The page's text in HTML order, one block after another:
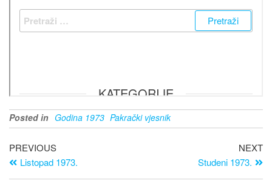
Posted in Godina 1973 Pakrački vjesnik
PREVIOUS
Listopad 1973.
NEXT
Studeni 1973.